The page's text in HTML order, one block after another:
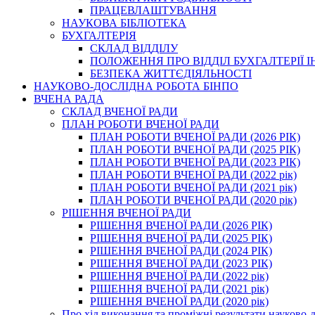
ПРАЦЕВЛАШТУВАННЯ
НАУКОВА БІБЛІОТЕКА
БУХГАЛТЕРІЯ
СКЛАД ВІДДІЛУ
ПОЛОЖЕННЯ ПРО ВІДДІЛ БУХГАЛТЕРІЇ
БЕЗПЕКА ЖИТТЄДІЯЛЬНОСТІ
НАУКОВО-ДОСЛІДНА РОБОТА БІНПО
ВЧЕНА РАДА
СКЛАД ВЧЕНОЇ РАДИ
ПЛАН РОБОТИ ВЧЕНОЇ РАДИ
ПЛАН РОБОТИ ВЧЕНОЇ РАДИ (2026 РІК)
ПЛАН РОБОТИ ВЧЕНОЇ РАДИ (2025 РІК)
ПЛАН РОБОТИ ВЧЕНОЇ РАДИ (2023 РІК)
ПЛАН РОБОТИ ВЧЕНОЇ РАДИ (2022 рік)
ПЛАН РОБОТИ ВЧЕНОЇ РАДИ (2021 рік)
ПЛАН РОБОТИ ВЧЕНОЇ РАДИ (2020 рік)
РІШЕННЯ ВЧЕНОЇ РАДИ
РІШЕННЯ ВЧЕНОЇ РАДИ (2026 РІК)
РІШЕННЯ ВЧЕНОЇ РАДИ (2025 РІК)
РІШЕННЯ ВЧЕНОЇ РАДИ (2024 РІК)
РІШЕННЯ ВЧЕНОЇ РАДИ (2023 РІК)
РІШЕННЯ ВЧЕНОЇ РАДИ (2022 рік)
РІШЕННЯ ВЧЕНОЇ РАДИ (2021 рік)
РІШЕННЯ ВЧЕНОЇ РАДИ (2020 рік)